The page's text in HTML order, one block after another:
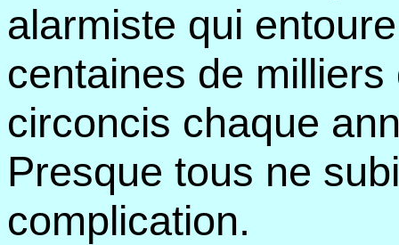
alarmiste qui
centaines de
circoncis chaque
Presque tous ne
complication.